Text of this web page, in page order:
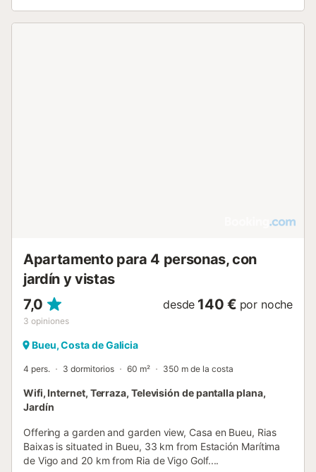
Apartamento para 4 personas, con
jardín y vistas
7,0
3 opiniones
desde 140 € por noche
Bueu, Costa de Galicia
4 pers. 3 dormitorios 60 m² 350 m de la costa
Wifi, Internet, Terraza, Televisión de pantalla plana,
Jardín
Offering a garden and garden view, Casa en Bueu, Rias
Baixas is situated in Bueu, 33 km from Estación Marítima
de Vigo and 20 km from Ria de Vigo Golf....